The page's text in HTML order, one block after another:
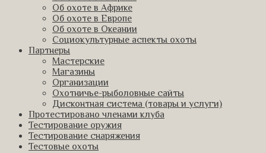
Об охоте в Африке
Об охоте в Европе
Об охоте в Океании
Социокультурные аспекты охоты
Партнеры
Мастерские
Магазины
Организации
Охотничье-рыболовные сайты
Дисконтная система (товары и услуги)
Протестировано членами клуба
Тестирование оружия
Тестирование снаряжения
Тестовые охоты